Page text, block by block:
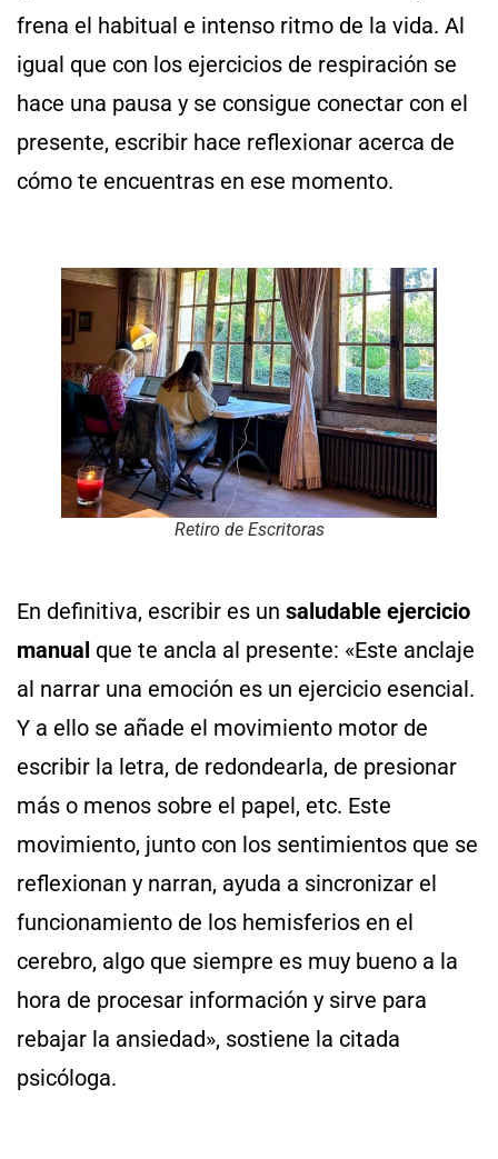
frena el habitual e intenso ritmo de la vida. Al
igual que con los ejercicios de respiración se
hace una pausa y se consigue conectar con el
presente, escribir hace reflexionar acerca de
cómo te encuentras en ese momento.
Retiro de Escritoras
En definitiva, escribir es un saludable ejercicio
manual que te ancla al presente: «Este anclaje
al narrar una emoción es un ejercicio esencial.
Y a ello se añade el movimiento motor de
escribir la letra, de redondearla, de presionar
más o menos sobre el papel, etc. Este
movimiento, junto con los sentimientos que se
reflexionan y narran, ayuda a sincronizar el
funcionamiento de los hemisferios en el
cerebro, algo que siempre es muy bueno a la
hora de procesar información y sirve para
rebajar la ansiedad», sostiene la citada
psicóloga.